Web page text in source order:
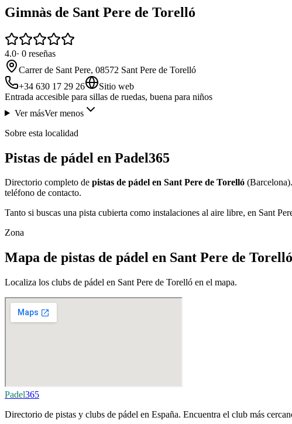
Gimnàs de Sant Pere de Torelló
4.0· 0 reseñas
Carrer de Sant Pere, 08572 Sant Pere de Torelló
+34 630 17 29 26
Sitio web
Entrada accesible para sillas de ruedas, buena para niños
Ver másVer menos
Sobre esta localidad
Pistas de pádel en Padel365
Directorio completo de pistas de pádel en Sant Pere de Torelló
teléfono de contacto.
Tanto si buscas una pista cubierta como instalaciones al aire libre, en Sant
Zona
Mapa de pistas de pádel en Sant Pere de Torelló
Localiza los clubs de pádel en Sant Pere de Torelló en el mapa.
Padel365
Directorio de pistas y clubs de pádel en España. Encuentra el club más